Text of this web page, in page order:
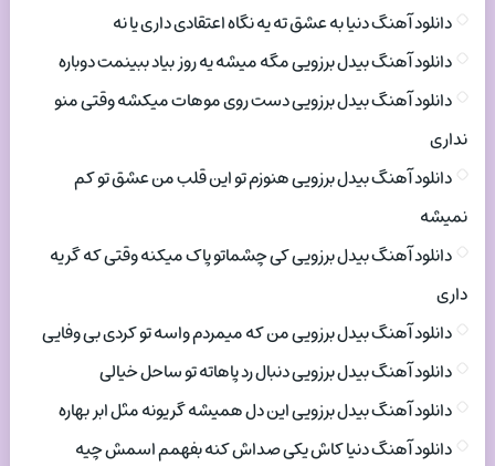
دانلود آهنگ دنیا به عشق ته یه نگاه اعتقادی داری یا نه
دانلود آهنگ بیدل برزویی مگه میشه یه روز بیاد ببینمت دوباره
دانلود آهنگ بیدل برزویی دست روی موهات میکشه وقتی منو
نداری
دانلود آهنگ بیدل برزویی هنوزم تو این قلب من عشق تو کم
نمیشه
دانلود آهنگ بیدل برزویی کی چشماتو پاک میکنه وقتی که گریه
داری
دانلود آهنگ بیدل برزویی من که میمردم واسه تو کردی بی وفایی
دانلود آهنگ بیدل برزویی دنبال رد پاهاته تو ساحل خیالی
دانلود آهنگ بیدل برزویی این دل همیشه گریونه مثل ابر بهاره
دانلود آهنگ دنیا کاش یکی صداش کنه بفهمم اسمش چیه